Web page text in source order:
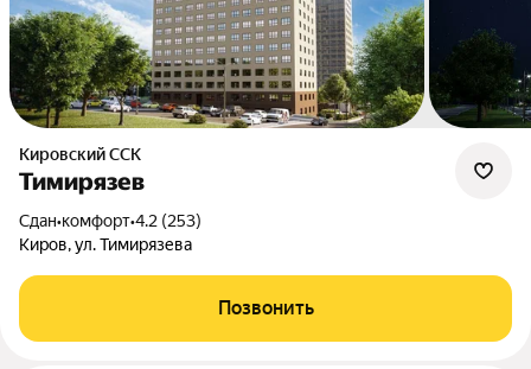
Кировский ССК
Тимирязев
Сдан•комфорт•4.2 (253)
Киров, ул. Тимирязева
Позвонить